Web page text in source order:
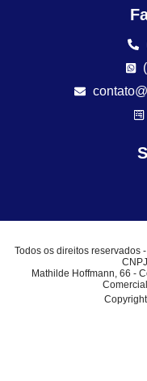
Todos os direitos reservados
Mathilde Hoffmann, 66 -